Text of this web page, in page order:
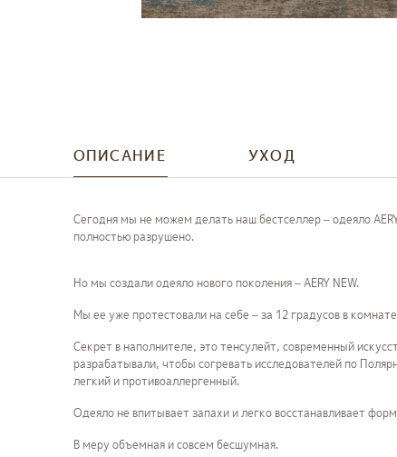
ОПИСАНИЕ УХОД
Сегодня мы не можем делать наш бестселлер – одеяло
полностью разрушено.
Но мы создали одеяло нового поколения – AERY NEW.
Мы ее уже протестовали на себе – за 12 градусов в
Секрет в наполнителе, это тенсулейт, современный
разрабатывали, чтобы согревать исследователей по
легкий и противоаллергенный.
Одеяло не впитывает запахи и легко восстанавливает
В меру объемная и совсем бесшумная.